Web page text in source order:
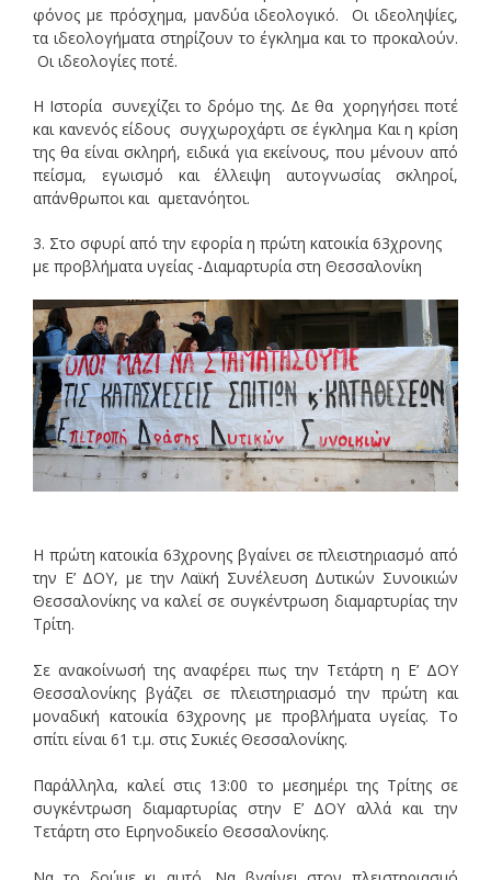
φόνος με πρόσχημα, μανδύα ιδεολογικό. Οι ιδεοληψίες,
τα ιδεολογήματα στηρίζουν το έγκλημα και το προκαλούν.
Οι ιδεολογίες ποτέ.
Η Ιστορία συνεχίζει το δρόμο της. Δε θα χορηγήσει ποτέ
και κανενός είδους συγχωροχάρτι σε έγκλημα Και η κρίση
της θα είναι σκληρή, ειδικά για εκείνους, που μένουν από
πείσμα, εγωισμό και έλλειψη αυτογνωσίας σκληροί,
απάνθρωποι και αμετανόητοι.
3. Στο σφυρί από την εφορία η πρώτη κατοικία 63χρονης
με προβλήματα υγείας -Διαμαρτυρία στη Θεσσαλονίκη
Η πρώτη κατοικία 63χρονης βγαίνει σε πλειστηριασμό από
την Ε’ ΔΟΥ, με την Λαϊκή Συνέλευση Δυτικών Συνοικιών
Θεσσαλονίκης να καλεί σε συγκέντρωση διαμαρτυρίας την
Τρίτη.
Σε ανακοίνωσή της αναφέρει πως την Τετάρτη η Ε’ ΔΟΥ
Θεσσαλονίκης βγάζει σε πλειστηριασμό την πρώτη και
μοναδική κατοικία 63χρονης με προβλήματα υγείας. Το
σπίτι είναι 61 τ.μ. στις Συκιές Θεσσαλονίκης.
Παράλληλα, καλεί στις 13:00 το μεσημέρι της Τρίτης σε
συγκέντρωση διαμαρτυρίας στην Ε’ ΔΟΥ αλλά και την
Τετάρτη στο Ειρηνοδικείο Θεσσαλονίκης.